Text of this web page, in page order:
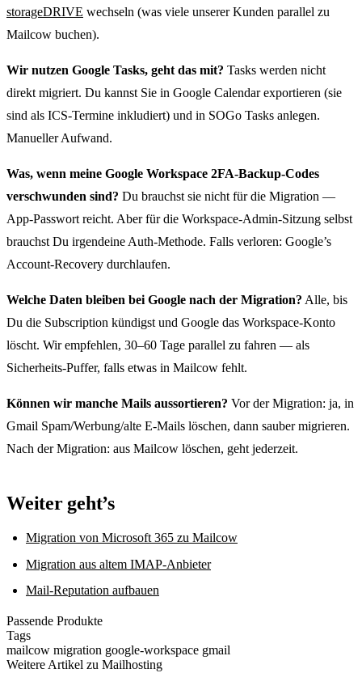
storageDRIVE wechseln (was viele unserer Kunden parallel zu
Mailcow buchen).
Wir nutzen Google Tasks, geht das mit? Tasks werden nicht
direkt migriert. Du kannst Sie in Google Calendar exportieren (sie
sind als ICS-Termine inkludiert) und in SOGo Tasks anlegen.
Manueller Aufwand.
Was, wenn meine Google Workspace 2FA-Backup-Codes
verschwunden sind? Du brauchst sie nicht für die Migration —
App-Passwort reicht. Aber für die Workspace-Admin-Sitzung selbst
brauchst Du irgendeine Auth-Methode. Falls verloren: Google’s
Account-Recovery durchlaufen.
Welche Daten bleiben bei Google nach der Migration? Alle, bis
Du die Subscription kündigst und Google das Workspace-Konto
löscht. Wir empfehlen, 30–60 Tage parallel zu fahren — als
Sicherheits-Puffer, falls etwas in Mailcow fehlt.
Können wir manche Mails aussortieren? Vor der Migration: ja, in
Gmail Spam/Werbung/alte E-Mails löschen, dann sauber migrieren.
Nach der Migration: aus Mailcow löschen, geht jederzeit.
Weiter geht’s
Migration von Microsoft 365 zu Mailcow
Migration aus altem IMAP-Anbieter
Mail-Reputation aufbauen
Passende Produkte
Tags
mailcow migration google-workspace gmail
Weitere Artikel zu Mailhosting